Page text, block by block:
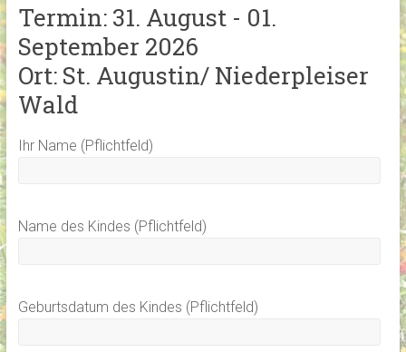
Termin: 31. August - 01.
September 2026
Ort: St. Augustin/ Niederpleiser
Wald
Ihr Name (Pflichtfeld)
Name des Kindes (Pflichtfeld)
Geburtsdatum des Kindes (Pflichtfeld)